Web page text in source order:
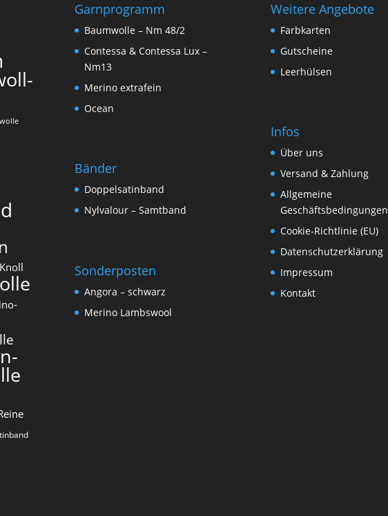
Knoll
Garnprogramm
Baumwolle – Nm 48/2
Contessa & Contessa Lux –
Nm13
Merino extrafein
Ocean
Bänder
Doppelsatinband
Nylvalour – Samtband
Sonderposten
Angora – schwarz
Merino Lambswool
Weitere Angebote
Farbkarten
Gutscheine
Leerhülsen
Infos
Über uns
Versand & Zahlung
Allgemeine
Geschäftsbedingungen
Cookie-Richtlinie (EU)
Datenschutzerklärung
Impressum
Kontakt